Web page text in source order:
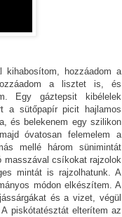
kihabosítom, hozzáadom a
a lisztet is, és
Egy gáztepsit kibélelek
a sütőpapír picit hajlamos
és belekenem egy szilikon
óvatosan felemelem a
mellé három sünimintát
masszával csíkokat rajzolok
mintát is rajzolhatunk. A
módon elkészítem. A
és a vizet, végül
piskótatésztát elterítem az